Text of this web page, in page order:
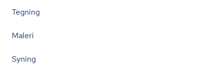
Tegning
Maleri
Syning